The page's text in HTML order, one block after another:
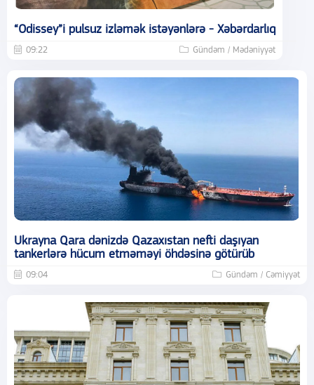
“Odissey”i pulsuz izləmək istəyənlərə - Xəbərdarlıq
09:22 Gündəm / Mədəniyyət
Ukrayna Qara dənizdə Qazaxıstan nefti daşıyan
tankerlərə hücum etməməyi öhdəsinə götürüb
09:04 Gündəm / Cəmiyyət